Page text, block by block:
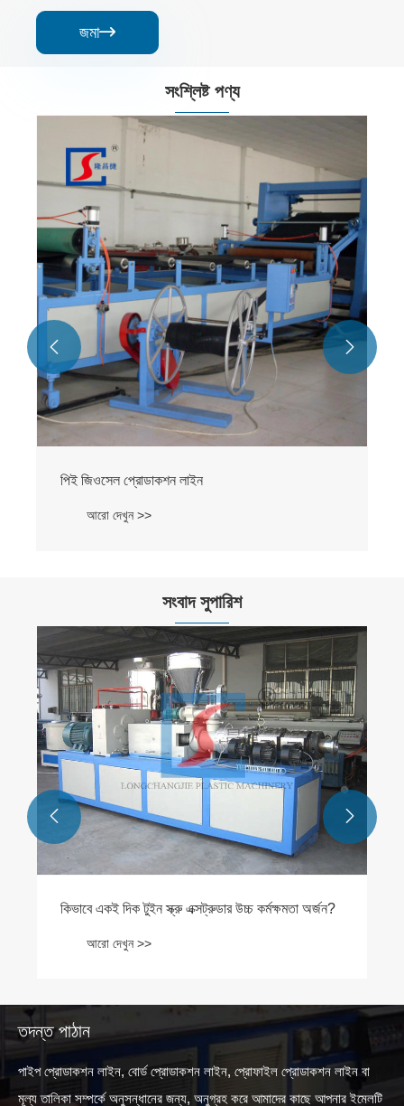
জমা
সংশ্লিষ্ট পণ্য
পিই জিওসেল প্রোডাকশন লাইন
আরো দেখুন >>
 
সংবাদ সুপারিশ
কিভাবে একই দিক টুইন স্ক্রু এক্সট্রুডার উচ্চ কর্মক্ষমতা অর্জন?
আরো দেখুন >>
 
তদন্ত পাঠান
পাইপ প্রোডাকশন লাইন, বোর্ড প্রোডাকশন লাইন, প্রোফাইল প্রোডাকশন লাইন বা
মূল্য তালিকা সম্পর্কে অনুসন্ধানের জন্য, অনুগ্রহ করে আমাদের কাছে আপনার ইমেলটি